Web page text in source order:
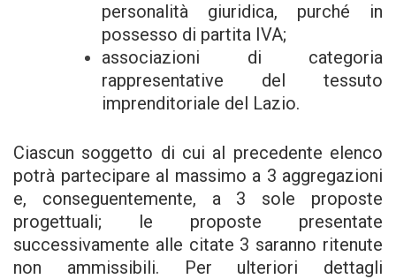
personalità giuridica, purché in
possesso di partita IVA;
associazioni di categoria
rappresentative del tessuto
imprenditoriale del Lazio.
Ciascun soggetto di cui al precedente elenco
potrà partecipare al massimo a 3 aggregazioni
e, conseguentemente, a 3 sole proposte
progettuali; le proposte presentate
successivamente alle citate 3 saranno ritenute
non ammissibili. Per ulteriori dettagli